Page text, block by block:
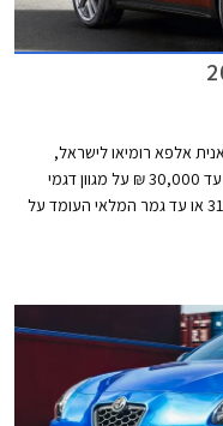
אלפא רומיאו לישראל,
יוצאת במבצע במסגרתו תציע הטבות בשווי של עד 30,000 ₪ על מגוון דגמי
היצרנית. המבצע בתוקף עד לתאריך 31.05.2018 או עד גמר המלאי העומד על